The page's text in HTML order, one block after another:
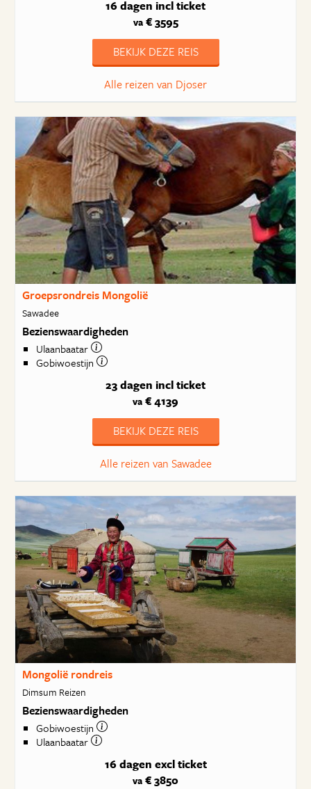
16 dagen incl ticket
va€ 3595
BEKIJK DEZE REIS
Alle reizen van Djoser
Groepsrondreis Mongolië
Sawadee
Bezienswaardigheden
Ulaanbaatar
Gobiwoestijn
23 dagen incl ticket
va € 4139
BEKIJK DEZE REIS
Alle reizen van Sawadee
Mongolië rondreis
Dimsum Reizen
Bezienswaardigheden
Gobiwoestijn
Ulaanbaatar
16 dagen excl ticket
va € 3850